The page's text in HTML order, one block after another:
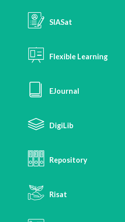
SIASat
Flexible Learning
EJournal
DigiLib
Repository
Risat